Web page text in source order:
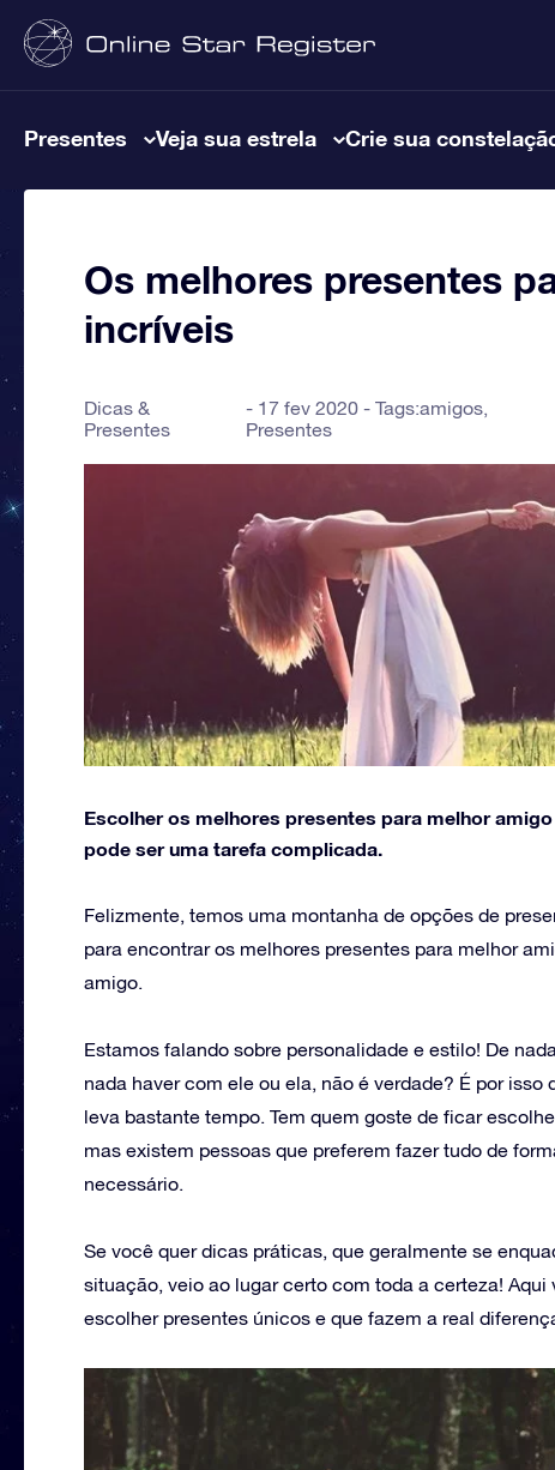
Presentes Veja sua estrela Crie sua
Os melhores presentes
incríveis
Dicas &
Presentes
17 fev 2020 - Tags:amigos,
Presentes
Escolher os melhores presentes para melhor
pode ser uma tarefa complicada.
Felizmente, temos uma montanha de opções de
para encontrar os melhores presentes para melhor
amigo.
Estamos falando sobre personalidade e estilo! De
nada haver com ele ou ela, não é verdade? É por
leva bastante tempo. Tem quem goste de ficar
mas existem pessoas que preferem fazer tudo de
necessário.
Se você quer dicas práticas, que geralmente se
situação, veio ao lugar certo com toda a certeza!
escolher presentes únicos e que fazem a real